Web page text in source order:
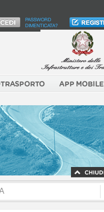
PASSWORD
DIMENTICATA?
APP MOBILE